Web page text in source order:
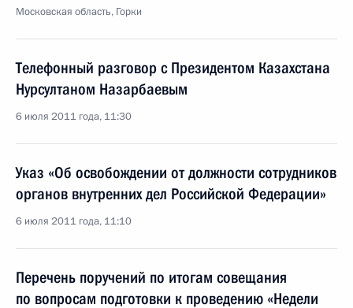
Московская область, Горки
Телефонный разговор с Президентом Казахстана
Нурсултаном Назарбаевым
6 июля 2011 года, 11:30
Указ «Об освобождении от должности сотрудников
органов внутренних дел Российской Федерации»
6 июля 2011 года, 11:10
Перечень поручений по итогам совещания
по вопросам подготовки к проведению «Недели